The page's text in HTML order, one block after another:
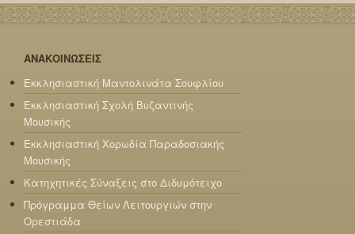
ΑΝΑΚΟΙΝΩΣΕΙΣ
Εκκλησιαστική Μαντολινάτα Σουφλίου
Εκκλησιαστική Σχολή Βυζαντινής
Μουσικής
Εκκλησιαστική Χορωδία Παραδοσιακής
Μουσικής
Κατηχητικές Σύναξεις στο Διδυμότειχο
Πρόγραμμα Θείων Λειτουργιών στην
Ορεστιάδα